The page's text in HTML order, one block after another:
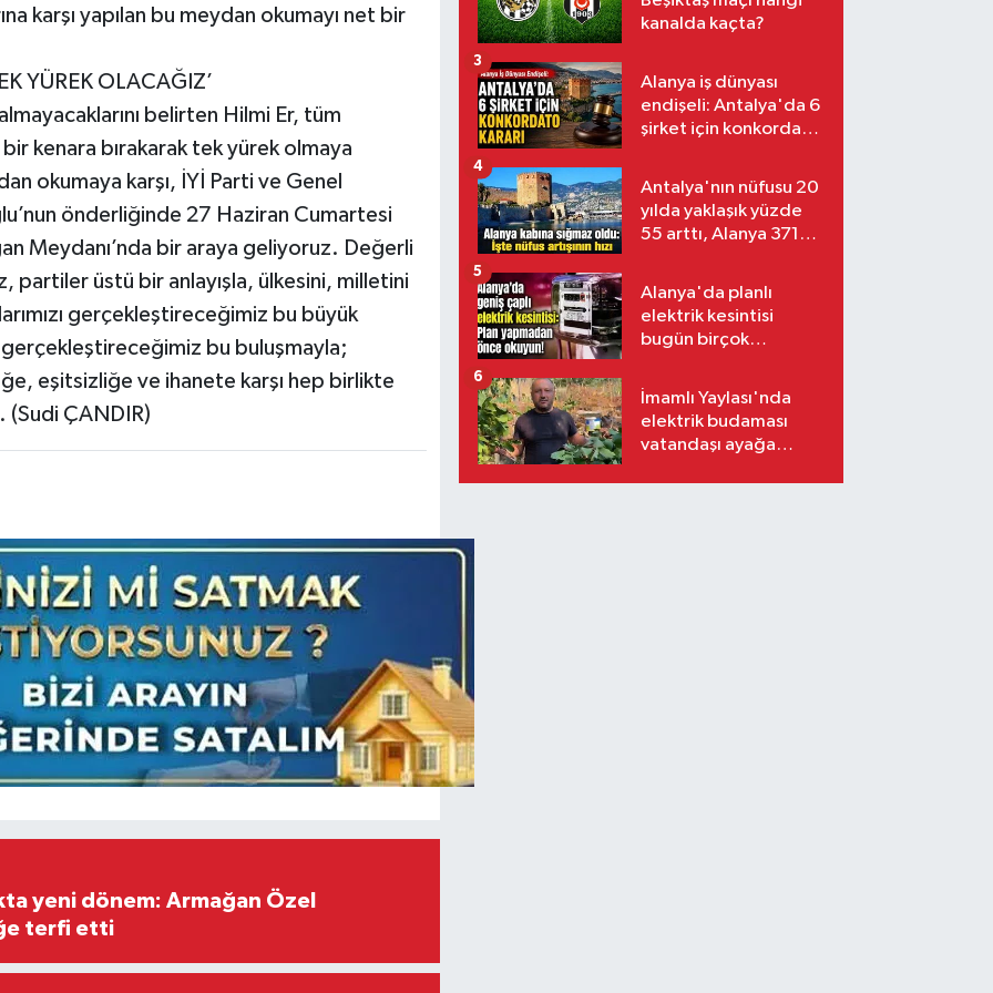
karşı yapılan bu meydan okumayı net bir
YÜREK OLACAĞIZ’
belirten Hilmi Er, tüm
bir kenara bırakarak tek yürek olmaya
okumaya karşı, İYİ Parti ve Genel
önderliğinde 27 Haziran Cumartesi
Meydanı’nda bir araya geliyoruz. Değerli
partiler üstü bir anlayışla, ülkesini, milletini
gerçekleştireceğimiz bu büyük
bu buluşmayla;
eşitsizliğe ve ihanete karşı hep birlikte
(Sudi ÇANDIR)
yeni dönem: Armağan Özel
terfi etti
kanalda kaçta?
Alanya iş dünyası
endişeli: Antalya'da 6
şirket için konkordato
3
Antalya'nın nüfusu 20
yılda yaklaşık yüzde
55 arttı, Alanya 371
4
Alanya'da planlı
elektrik kesintisi
bugün birçok
5
İmamlı Yaylası'nda
elektrik budaması
vatandaşı ayağa
6